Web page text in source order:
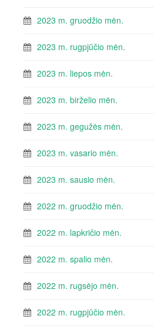
2023 m. gruodžio mėn.
2023 m. rugpjūčio mėn.
2023 m. liepos mėn.
2023 m. birželio mėn.
2023 m. gegužės mėn.
2023 m. vasario mėn.
2023 m. sausio mėn.
2022 m. gruodžio mėn.
2022 m. lapkričio mėn.
2022 m. spalio mėn.
2022 m. rugsėjo mėn.
2022 m. rugpjūčio mėn.